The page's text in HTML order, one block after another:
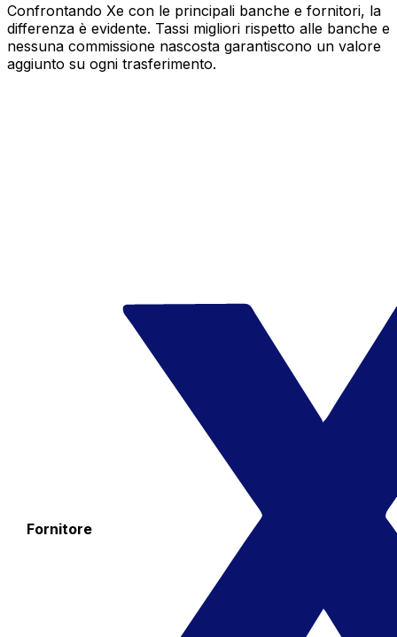
Confrontando Xe con le principali banche e fornitori, la
differenza è evidente. Tassi migliori rispetto alle banche e
nessuna commissione nascosta garantiscono un valore
aggiunto su ogni trasferimento.
Fornitore